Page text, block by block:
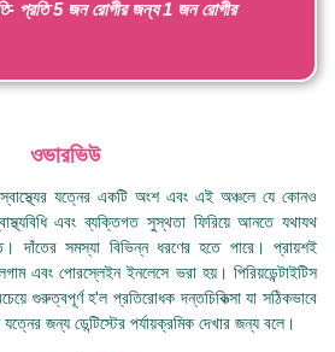
প্রতি 5 জন রোগীর জন্য 1 জন রোগীর
ওভারভিউ
যত্নের একটি অংশ এবং এই অঞ্চলে যে কোনও
এবং ব্যক্তিগত সুস্থতা ফিরিয়ে আনতে যথাযথ
দাঁতের সমস্যা বিভিন্ন ধরণের হতে পারে। প্রায়শই
এবং পোরস্লেইন ইনলেসে ভরা হয়। পিরিয়ডেন্টাইটিস
গুরুত্বপূর্ণ হ'ল প্রতিরোধক দন্তচিকিত্সা যা সঠিকভাবে
জন্য ডেন্টিস্টের পর্যায়ক্রমিক দেখার জন্য বলে।